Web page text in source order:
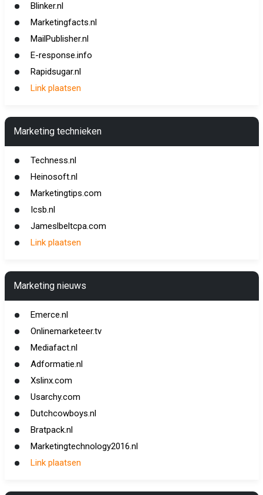
Blinker.nl
Marketingfacts.nl
MailPublisher.nl
E-response.info
Rapidsugar.nl
Link plaatsen
Marketing technieken
Techness.nl
Heinosoft.nl
Marketingtips.com
Icsb.nl
Jameslbeltcpa.com
Link plaatsen
Marketing nieuws
Emerce.nl
Onlinemarketeer.tv
Mediafact.nl
Adformatie.nl
Xslinx.com
Usarchy.com
Dutchcowboys.nl
Bratpack.nl
Marketingtechnology2016.nl
Link plaatsen